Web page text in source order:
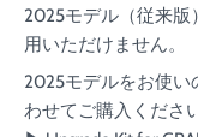
2025モデル（従来版
用いただけません。
2025モデルをお使い
わせてご購入ください